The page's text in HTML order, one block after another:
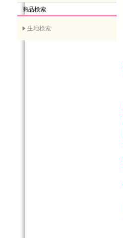
商品検索
生地検索